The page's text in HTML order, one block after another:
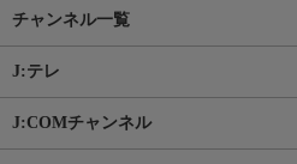
チャンネル一覧
J:テレ
J:COMチャンネル